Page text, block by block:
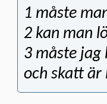
1 måste
2 kan man
3 måste jag
och skatt är